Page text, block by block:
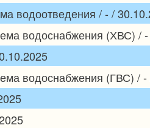
водоотведения / - /
водоснабжения (ХВС) /
водоснабжения (ГВС) /